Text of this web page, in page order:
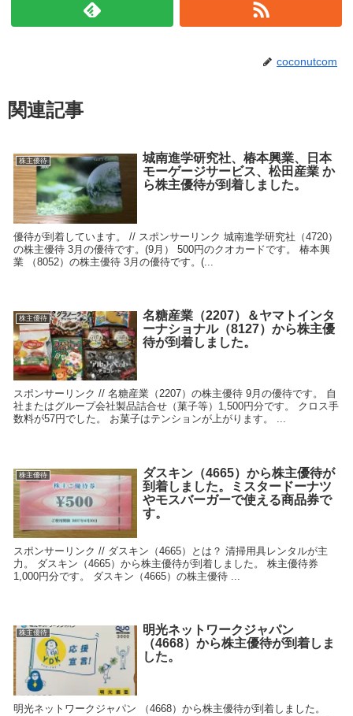
coconutcom
関連記事
株主優待
城南進学研究社、椿本興業、日本
モーゲージサービス、松田産業 か
ら株主優待が到着しました。
優待が到着しています。 // スポンサーリンク 城南進学研究社（4720）
の株主優待 3月の優待です。(9月） 500円のクオカードです。 椿本興
業 （8052）の株主優待 3月の優待です。(...
株主優待
名糖産業（2207）＆ヤマトインタ
ーナショナル（8127）から株主優
待が到着しました。
スポンサーリンク // 名糖産業（2207）の株主優待 9月の優待です。 自
社またはグループ会社製品詰合せ（菓子等）1,500円分です。 クロス手
数料が57円でした。 お菓子はテンションが上がります。 ...
株主優待
ダスキン（4665）から株主優待が
到着しました。ミスタードーナツ
やモスバーガーで使える商品券で
す。
スポンサーリンク // ダスキン（4665）とは？ 清掃用具レンタルが主
力。 ダスキン（4665）から株主優待が到着しました。 株主優待券
1,000円分です。 ダスキン（4665）の株主優待 ...
株主優待
明光ネットワークジャパン
（4668）から株主優待が到着しま
した。
明光ネットワークジャパン （4668）から株主優待が到着しました。